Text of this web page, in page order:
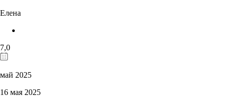
Елена
7,0
май 2025
16 мая 2025